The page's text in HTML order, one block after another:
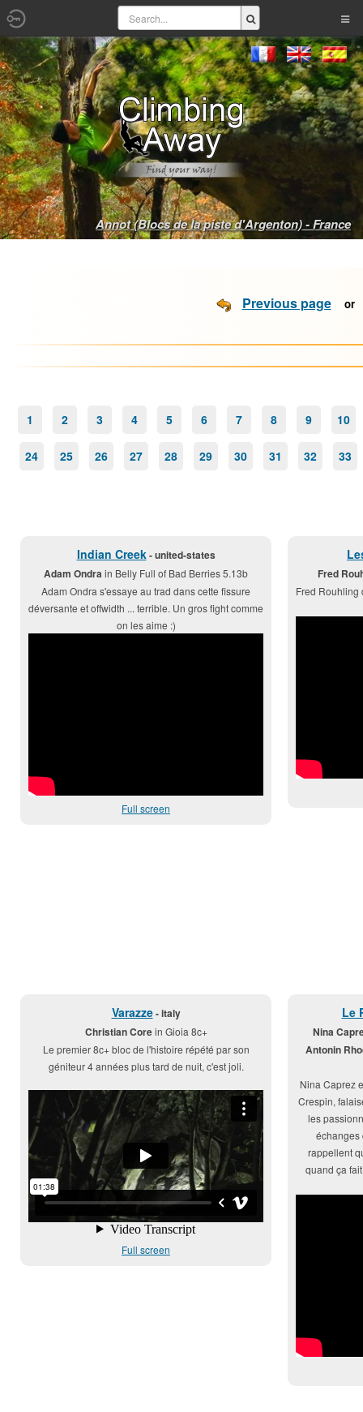
Annot (Blocs de la piste d'Argenton) - France
Previous page
1 2 3 4 5 6 7 8 9 10
24 25 26 27 28 29 30 31 32 33
Indian Creek- united-states
Adam Ondrain Belly Full of Bad Berries 5.13b
Adam Ondra s'essaye au trad dans cette fissure
déversante et offwidth ... terrible. Un gros fight comme
on les aime :)
Full screen
Fred
Fred Rouhling
Varazze- italy
Christian Corein Gioia 8c+
Le premier 8c+ bloc de l'histoire répété par son
géniteur 4 années plus tard de nuit, c'est joli.
Full screen
Le
Nina
Antonin
Nina Caprez
Crespin,
les
échanges
rappellent
quand ça